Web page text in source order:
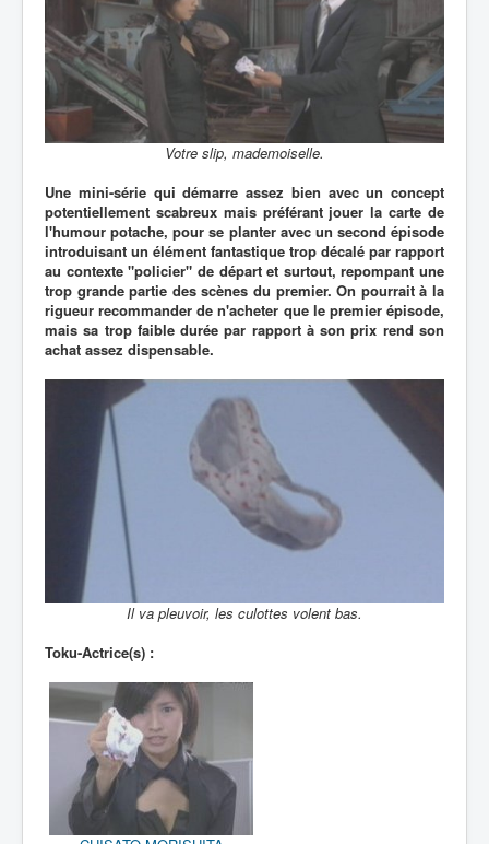
Votre slip, mademoiselle.
Une mini-série qui démarre assez bien avec un concept
potentiellement scabreux mais préférant jouer la carte de
l'humour potache, pour se planter avec un second épisode
introduisant un élément fantastique trop décalé par rapport
au contexte "policier" de départ et surtout, repompant une
trop grande partie des scènes du premier. On pourrait à la
rigueur recommander de n'acheter que le premier épisode,
mais sa trop faible durée par rapport à son prix rend son
achat assez dispensable.
Il va pleuvoir, les culottes volent bas.
Toku-Actrice(s) :